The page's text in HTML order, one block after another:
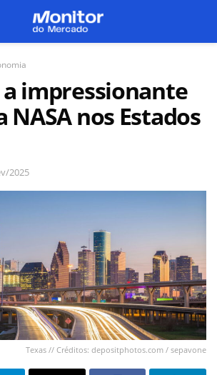
a impressionante
NASA nos Estados
2025
Texas // Créditos: depositphotos.com / sepavone